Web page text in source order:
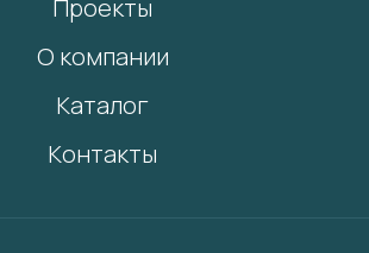
Проекты
О компании
Каталог
Контакты